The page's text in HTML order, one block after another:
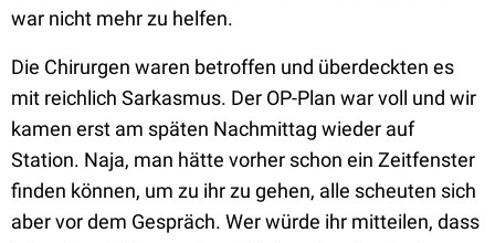
war nicht mehr zu helfen.
Die Chirurgen waren betroffen und überdeckten es
mit reichlich Sarkasmus. Der OP-Plan war voll und wir
kamen erst am späten Nachmittag wieder auf
Station. Naja, man hätte vorher schon ein Zeitfenster
finden können, um zu ihr zu gehen, alle scheuten sich
aber vor dem Gespräch. Wer würde ihr mitteilen, dass